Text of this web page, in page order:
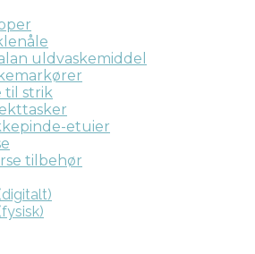
uldvaskemiddel
til strik
etuier
tilbehør